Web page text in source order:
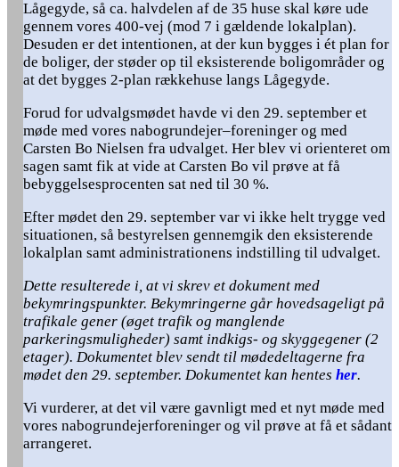
Lågegyde, så ca. halvdelen af de 35 huse skal køre ude
gennem vores 400-vej (mod 7 i gældende lokalplan).
Desuden er det intentionen, at der kun bygges i ét plan for
de boliger, der støder op til eksisterende boligområder og
at det bygges 2-plan rækkehuse langs Lågegyde.
Forud for udvalgsmødet havde vi den 29. september et
møde med vores nabogrundejer–foreninger og med
Carsten Bo Nielsen fra udvalget. Her blev vi orienteret om
sagen samt fik at vide at Carsten Bo vil prøve at få
bebyggelsesprocenten sat ned til 30 %.
Efter mødet den 29. september var vi ikke helt trygge ved
situationen, så bestyrelsen gennemgik den eksisterende
lokalplan samt administrationens indstilling til udvalget.
Dette resulterede i, at vi skrev et dokument med
bekymringspunkter. Bekymringerne går hovedsageligt på
trafikale gener (øget trafik og manglende
parkeringsmuligheder) samt indkigs- og skyggegener (2
etager). Dokumentet blev sendt til mødedeltagerne fra
mødet den 29. september. Dokumentet kan hentes her.
Vi vurderer, at det vil være gavnligt med et nyt møde med
vores nabogrundejerforeninger og vil prøve at få et sådant
arrangeret.